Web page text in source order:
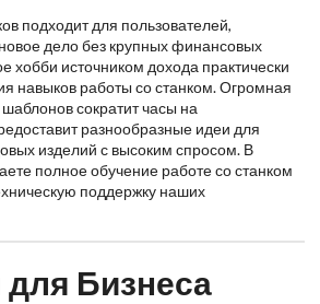
подходит для пользователей,
дело без крупных финансовых
хобби источником дохода практически
навыков работы со станком. Огромная
сократит часы на
разнообразные идеи для
изделий с высоким спросом. В
полное обучение работе со станком
поддержку наших
Бизнеса